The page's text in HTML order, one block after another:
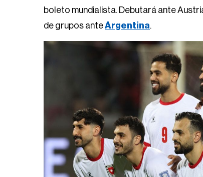
boleto mundialista. Debutará ante
de grupos anteArgentina.